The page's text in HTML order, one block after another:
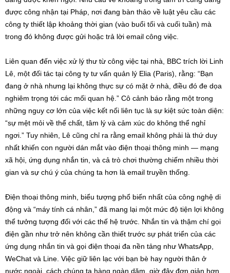
được công nhận tại Pháp, nơi đang bàn thảo về luật yêu cầu các
công ty thiết lập khoảng thời gian (vào buổi tối và cuối tuần) mà
trong đó không được gửi hoặc trả lời email công việc.
Liên quan đến việc xử lý thư từ công việc tại nhà, BBC trích lời Linh
Lê, một đối tác tại công ty tư vấn quản lý Elia (Paris), rằng: “Bạn
đang ở nhà nhưng lại không thực sự có mặt ở nhà, điều đó đe dọa
nghiêm trọng tới các mối quan hệ.” Cô cảnh báo rằng một trong
những nguy cơ lớn của việc kết nối liên tục là sự kiệt sức toàn diện:
“sự mệt mỏi về thể chất, tâm lý và cảm xúc do không thể nghỉ
ngơi.” Tuy nhiên, Lê cũng chỉ ra rằng email không phải là thứ duy
nhất khiến con người dán mắt vào điện thoại thông minh — mạng
xã hội, ứng dụng nhắn tin, và cả trò chơi thường chiếm nhiều thời
gian và sự chú ý của chúng ta hơn là email truyền thống.
Điện thoại thông minh, biểu tượng phổ biến nhất của công nghệ di
động và “máy tính cá nhân,” đã mang lại một mức độ tiện lợi không
thể tưởng tượng đối với các thế hệ trước. Nhắn tin và thậm chí gọi
điện gần như trở nên không cần thiết trước sự phát triển của các
ứng dụng nhắn tin và gọi điện thoại đa nền tảng như WhatsApp,
WeChat và Line. Việc giữ liên lạc với bạn bè hay người thân ở
nước ngoài, cách chúng ta hàng ngàn dặm, giờ đây đơn giản hơn